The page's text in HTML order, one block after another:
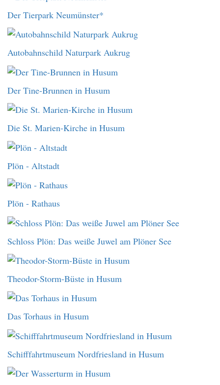
Der Tierpark Neumünster*
Autobahnschild Naturpark Aukrug
Der Tine-Brunnen in Husum
Die St. Marien-Kirche in Husum
Plön - Altstadt
Plön - Rathaus
Schloss Plön: Das weiße Juwel am Plöner See
Theodor-Storm-Büste in Husum
Das Torhaus in Husum
Schifffahrtmuseum Nordfriesland in Husum